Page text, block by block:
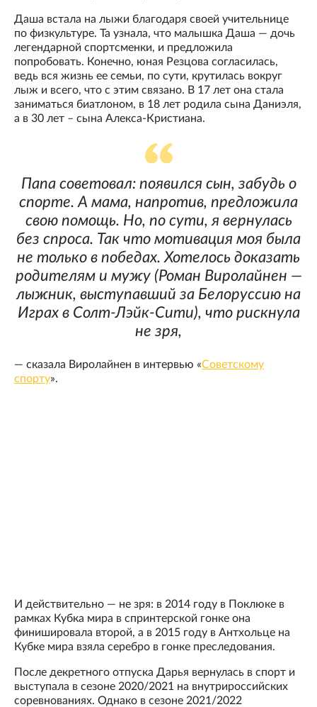
Даша встала на лыжи благодаря своей учительнице
по физкультуре. Та узнала, что малышка Даша — дочь
легендарной спортсменки, и предложила
попробовать. Конечно, юная Резцова согласилась,
ведь вся жизнь ее семьи, по сути, крутилась вокруг
лыж и всего, что с этим связано. В 17 лет она стала
заниматься биатлоном, в 18 лет родила сына Даниэля,
а в 30 лет – сына Алекса-Кристиана.
Папа советовал: появился сын, забудь о
спорте. А мама, напротив, предложила
свою помощь. Но, по сути, я вернулась
без спроса. Так что мотивация моя была
не только в победах. Хотелось доказать
родителям и мужу (Роман Виролайнен —
лыжник, выступавший за Белоруссию на
Играх в Солт-Лэйк-Сити), что рискнула
не зря,
— сказала Виролайнен в интервью «Советскому
спорту».
И действительно — не зря: в 2014 году в Поклюке в
рамках Кубка мира в спринтерской гонке она
финишировала второй, а в 2015 году в Антхольце на
Кубке мира взяла серебро в гонке преследования.
После декретного отпуска Дарья вернулась в спорт и
выступала в сезоне 2020/2021 на внутрироссийских
соревнованиях. Однако в сезоне 2021/2022